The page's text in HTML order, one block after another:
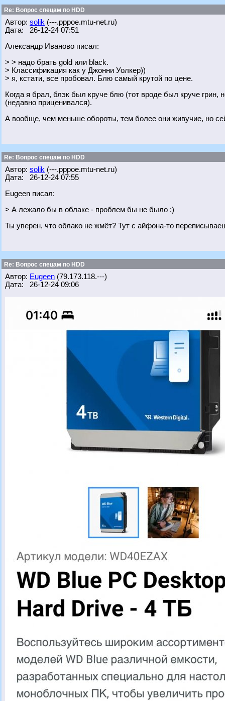
Re: Вопрос спецам по HDD
Автор: solik (---.pppoe.mtu-net.ru)
Дата: 26-12-24 07:51
Александр Иваново писал:
> > надо брать gold или black.
> Классификация как у Джонни Уолкер))
> я, кстати, все пробовал. Блю самый крутой по цене.
Когда я брал, блэк был круче блю (тот вроде был круче
(недавно приценивался).
А вообще, чем меньше обороты, тем более они живучие, но
Re: Вопрос спецам по HDD
Автор: solik (---.pppoe.mtu-net.ru)
Дата: 26-12-24 07:55
Eugeen писал:
> А лежало бы в облаке - проблем бы не было :)
Ты уверен, что облако не жмёт? Тут с айфона-то
Re: Вопрос спецам по HDD
Автор: Eugeen (79.173.118.---)
Дата: 26-12-24 09:06